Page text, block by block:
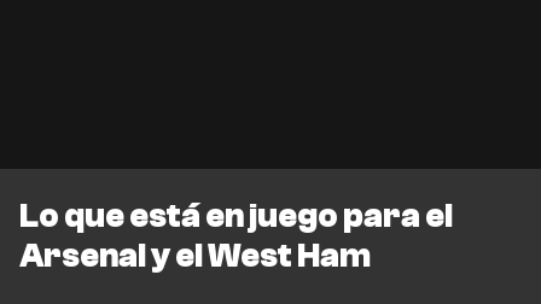
Lo que está en juego para el
Arsenal y el West Ham